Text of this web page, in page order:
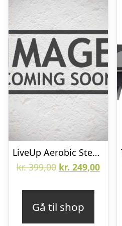
LiveUp Aerobic Step Stepbræt
kr.399,00 Den
var:
kr. 249,00Den
Gå til shop